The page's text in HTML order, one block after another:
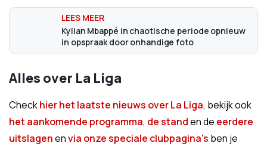
Kylian Mbappé in chaotische periode opnieuw
in opspraak door onhandige foto
Alles over La Liga
Checkhier het laatste nieuws over La Liga, bekijk ook
het aankomende programma, de standen de eerdere
uitslagenenvia onze speciale clubpagina's ben je